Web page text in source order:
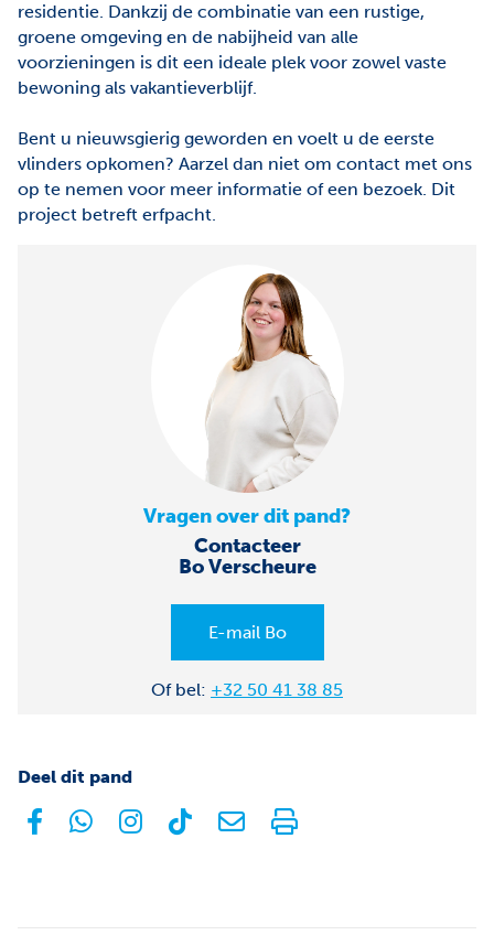
residentie. Dankzij de combinatie van een rustige,
groene omgeving en de nabijheid van alle
voorzieningen is dit een ideale plek voor zowel vaste
bewoning als vakantieverblijf.
Bent u nieuwsgierig geworden en voelt u de eerste
vlinders opkomen? Aarzel dan niet om contact met ons
op te nemen voor meer informatie of een bezoek. Dit
project betreft erfpacht.
Vragen over dit pand?
Contacteer
Bo Verscheure
E-mail Bo
Of bel: +32 50 41 38 85
Deel dit pand
facebook
whatsapp
instagram
tiktok
E-mail
Print